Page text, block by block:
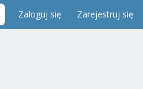
Zaloguj się Zarejestruj się